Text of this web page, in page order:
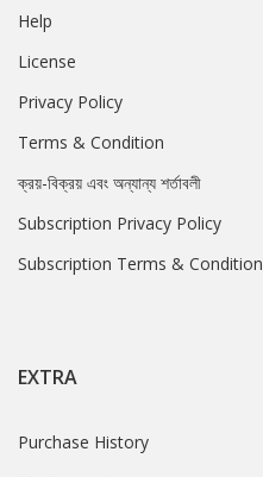
Help
License
Privacy Policy
Terms & Condition
ক্রয়-বিক্রয় এবং অন্যান্য শর্তাবলী
Subscription Privacy Policy
Subscription Terms & Condition
EXTRA
Purchase History